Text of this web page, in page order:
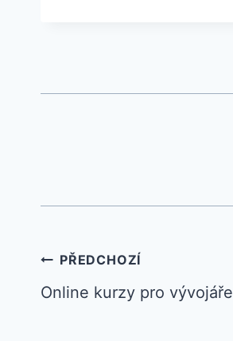
Navigace
pro
PŘEDCHOZÍ
Online kurzy pro vývojáře